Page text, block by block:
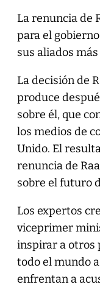
La renuncia de
para el
sus aliados
La decisión de
produce
sobre él, que
los medios de
Unido. El
renuncia de
sobre el futuro
Los expertos
viceprimer
inspirar a otros
todo el mundo
enfrentan a